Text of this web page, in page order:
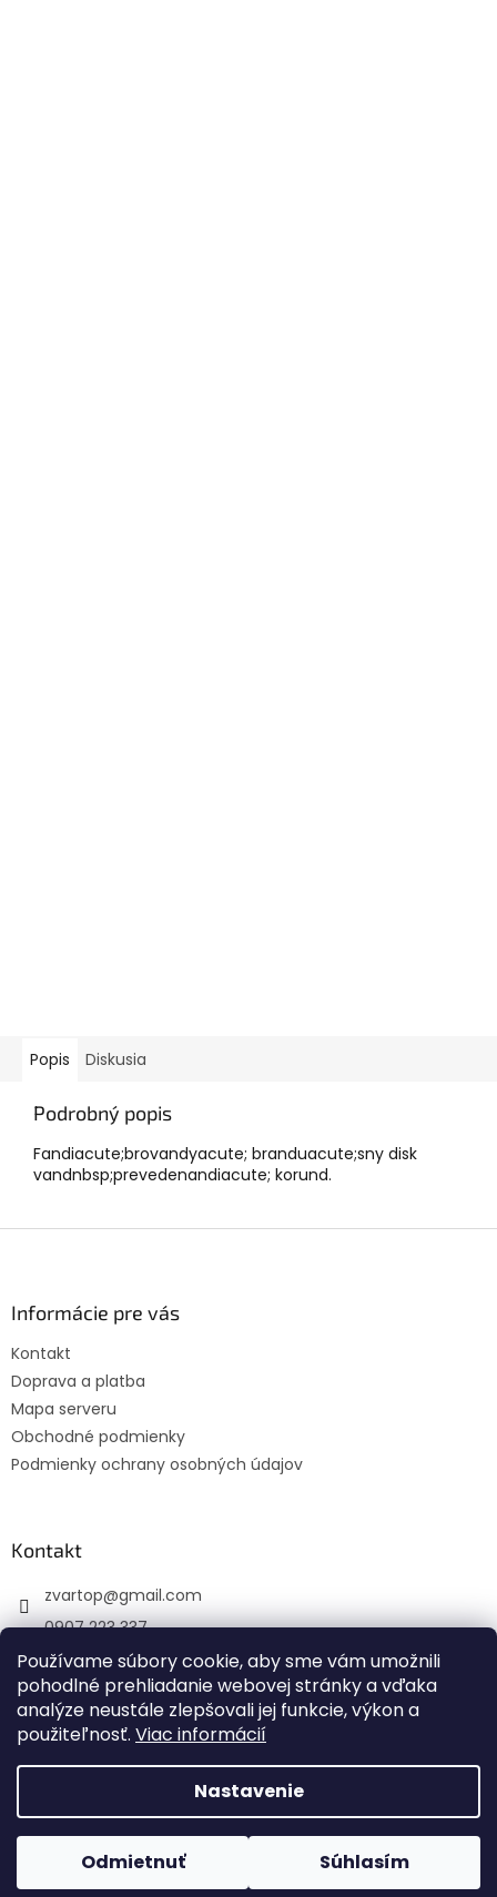
Používame súbory cookie, aby sme vám umožnili
pohodlné prehliadanie webovej stránky a vďaka
analýze neustále zlepšovali jej funkcie, výkon a
použiteľnosť. Viac informácií
Nastavenie
Odmietnuť Súhlasím
Popis Diskusia
Podrobný popis
Fandiacute;brovandyacute; branduacute;sny disk
vandnbsp;prevedenandiacute; korund.
Informácie pre vás
Kontakt
Doprava a platba
Mapa serveru
Obchodné podmienky
Podmienky ochrany osobných údajov
Kontakt
zvartop@gmail.com
0907 223 337
Sledujte nás na Facebooku
zvartop_s.r.o
Vytvoril Shoptet
Copyright 2026ZVARTOP s.r.o. . Všetky práva vyhradené.